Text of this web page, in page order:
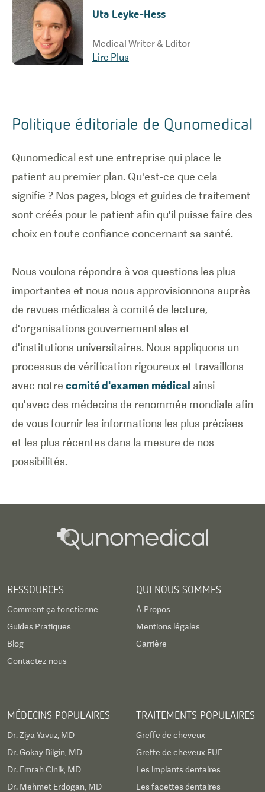
Uta Leyke-Hess
Medical Writer & Editor
Lire Plus
Politique éditoriale de Qunomedical
Qunomedical est une entreprise qui place le
patient au premier plan. Qu'est-ce que cela
signifie ? Nos pages, blogs et guides de traitement
sont créés pour le patient afin qu'il puisse faire des
choix en toute confiance concernant sa santé.
Nous voulons répondre à vos questions les plus
importantes et nous nous approvisionnons auprès
de revues médicales à comité de lecture,
d'organisations gouvernementales et
d'institutions universitaires. Nous appliquons un
processus de vérification rigoureux et travaillons
avec notre comité d'examen médical ainsi
qu'avec des médecins de renommée mondiale afin
de vous fournir les informations les plus précises
et les plus récentes dans la mesure de nos
possibilités.
RESSOURCES
Comment ça fonctionne
Guides Pratiques
Blog
Contactez-nous
QUI NOUS SOMMES
À Propos
Mentions légales
Carrière
MÉDECINS POPULAIRES
Dr. Ziya Yavuz, MD
Dr. Gokay Bilgin, MD
Dr. Emrah Cinik, MD
Dr. Mehmet Erdogan, MD
TRAITEMENTS POPULAIRES
Greffe de cheveux
Greffe de cheveux FUE
Les implants dentaires
Les facettes dentaires